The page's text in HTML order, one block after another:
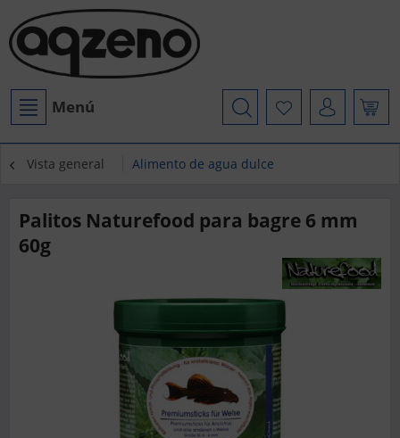
Menú
Vista general Alimento de agua dulce
Palitos Naturefood para bagre 6 mm
60g